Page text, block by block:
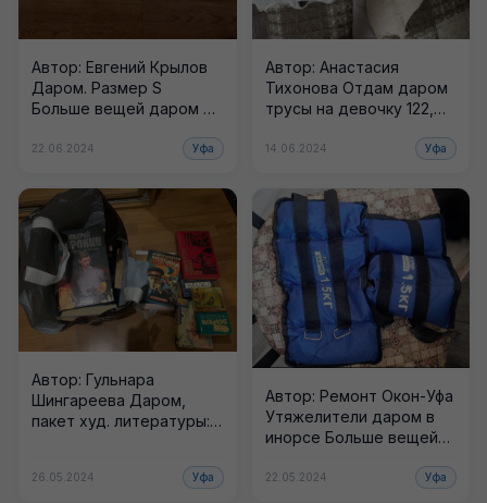
Автор: Евгений Крылов
Даром. Размер S
Больше вещей даром в
Подпишитесь!
22.06.2024 Уфа
Автор: Анастасия
Тихонова Отдам даром
трусы на девочку 122,
46 Больше вещей...
14.06.2024 Уфа
Автор: Гульнара
Шингареева Даром,
пакет худ. литературы:
в дорогу. Больше вещей
даром в нашем...
26.05.2024 Уфа
Автор: Ремонт Окон-Уфа
Утяжелители даром в
инорсе Больше вещей
Телеграм Канале.
22.05.2024 Уфа